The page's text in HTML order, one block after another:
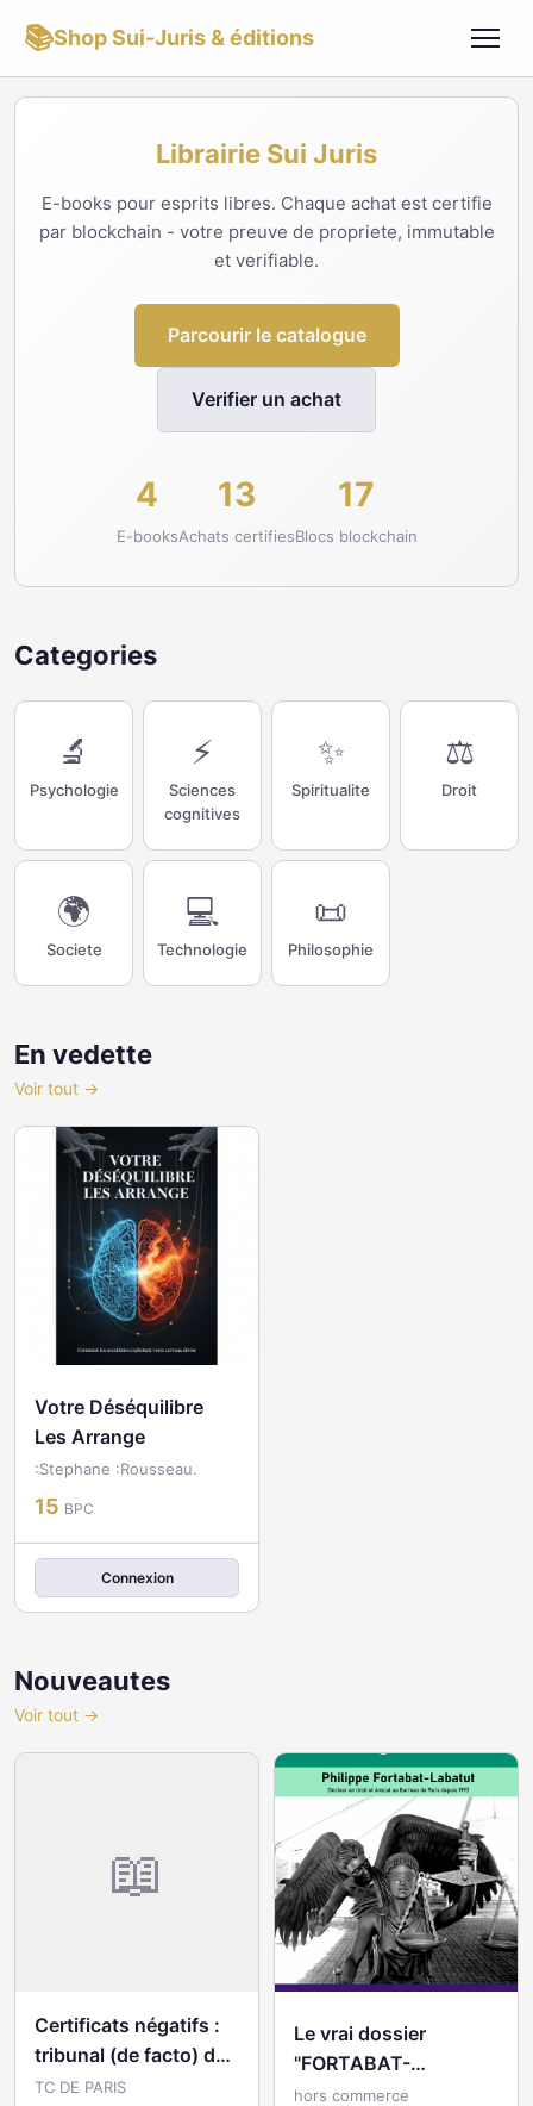
📚Shop Sui-Juris & éditions
Librairie Sui Juris
E-books pour esprits libres. Chaque achat est certifie
par blockchain - votre preuve de propriete, immutable
et verifiable.
Parcourir le catalogue
Verifier un achat
4
E-books
13
Achats certifies
17
Blocs blockchain
Categories
🔬
Psychologie
⚡
Sciences
cognitives
✨
Spiritualite
⚖️
Droit
🌍
Societe
💻
Technologie
📜
Philosophie
En vedette
Voir tout →
Votre Déséquilibre
Les Arrange
:Stephane :Rousseau.
15 BPC
Connexion
Nouveautes
Voir tout →
📖
Certificats négatifs :
tribunal (de facto) de
commerce de Paris
TC DE PARIS
Le vrai dossier
"FORTABAT-
LABATUT"
hors commerce